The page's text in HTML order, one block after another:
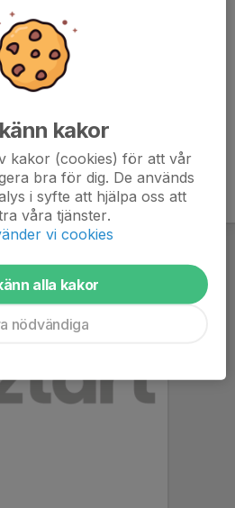
kakor
kakor (cookies) för att vår
bra för dig. De används
i syfte att hjälpa oss att
våra tjänster.
vi cookies
alla kakor
nödvändiga